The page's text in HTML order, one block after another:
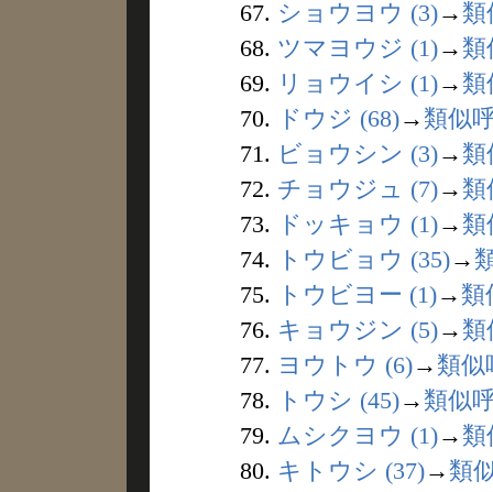
67. ショウヨウ (3)→ 類
68. ツマヨウジ (1)→ 類
69. リョウイシ (1)→ 類
70.
ドウジ (68)→ 類似
71. ビョウシン (3)→ 類
72. チョウジュ (7)→ 類
73.
ドッキョウ (1)→ 類
74.
トウビョウ (35)→
75.
トウビヨー (1)→ 類
76. キョウジン (5)→ 類
77. ヨウトウ (6)→ 類似
78.
トウシ (45)→ 類似
79. ムシクヨウ (1)→ 類
80. キトウシ (37)→ 類